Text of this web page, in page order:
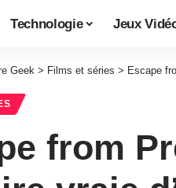
Technologie Jeux
Geek > Films et séries > Escape
from